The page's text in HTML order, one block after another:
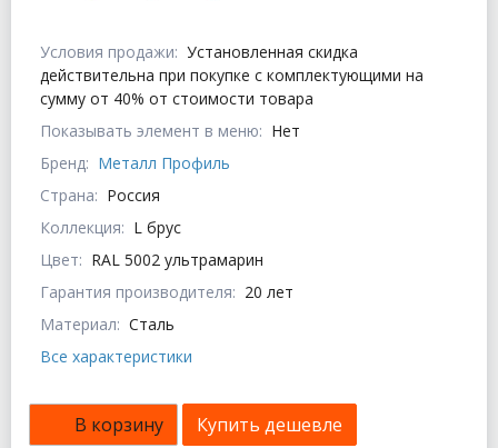
Условия продажи: Установленная скидка
действительна при покупке с комплектующими на
сумму от 40% от стоимости товара
Показывать элемент в меню: Нет
Бренд: Металл Профиль
Страна: Россия
Коллекция: L брус
Цвет: RAL 5002 ультрамарин
Гарантия производителя: 20 лет
Материал: Сталь
Все характеристики
В корзину Купить дешевле